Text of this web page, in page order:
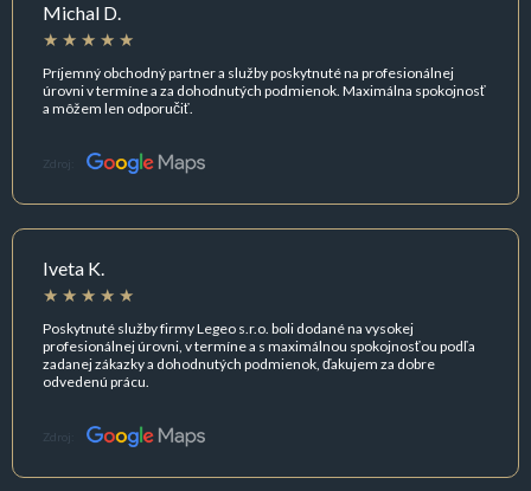
Michal D.
Príjemný obchodný partner a služby poskytnuté na profesionálnej
úrovni v termíne a za dohodnutých podmienok. Maximálna spokojnosť
a môžem len odporučiť.
Zdroj:
Iveta K.
Poskytnuté služby firmy Legeo s.r.o. boli dodané na vysokej
profesionálnej úrovni, v termíne a s maximálnou spokojnosťou podľa
zadanej zákazky a dohodnutých podmienok, ďakujem za dobre
odvedenú prácu.
Zdroj: